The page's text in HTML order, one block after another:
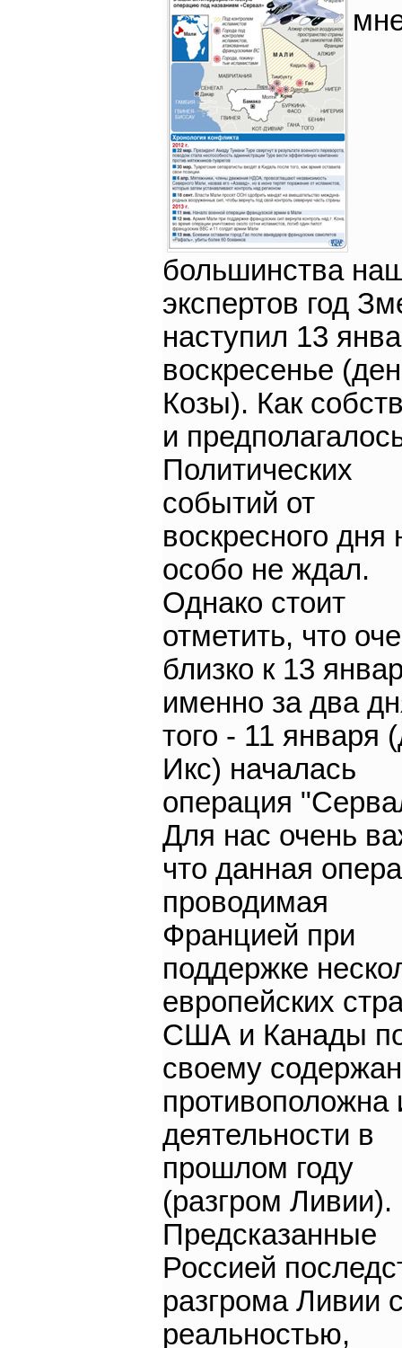
большинства
экспертов год
наступил 13
воскресенье
Козы). Как
и
Политических
событий от
воскресного дня
особо не ждал.
Однако стоит
отметить, что
близко к 13
именно за два
того - 11 января
Икс) началась
операция
Для нас очень
что данная
проводимая
Францией при
поддержке
европейских
США и Канады
своему
противоположна
деятельности в
прошлом году
(разгром Ливии).
Предсказанные
Россией
разгрома Ливии
реальностью,